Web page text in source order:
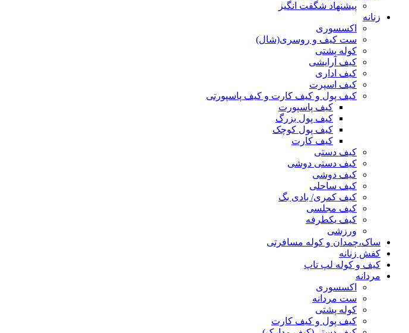
پیشنهاد شگفت انگیز
زنانه
اکسسوری
ست کیف و روسری(شال)
کوله پشتی
کیف آرایشی
کیف اداری
کیف اسپرت
کیف پول و کیف کارت و کیف پاسپورتی
کیف پاسپورت
کیف پول بزرگ
کیف پول کوچک
کیف کارت
کیف دستی
کیف دستی دوشی
کیف دوشی
کیف ساحلی
کیف کمری/ بادی بگ
کیف مجلسی
کیف یکطرفه
ورزشی
ساک،چمدان و کوله مسافرتی
کفش زنانه
کیف و کوله لپ تاپ
مردانه
اکسسوری
ست مردانه
کوله پشتی
کیف پول و کیف کارت